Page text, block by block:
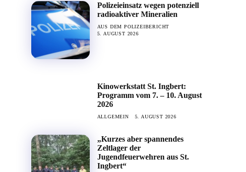
Polizeieinsatz wegen potenziell
radioaktiver Mineralien
AUS DEM POLIZEIBERICHT
5. AUGUST 2026
Kinowerkstatt St. Ingbert:
Programm vom 7. – 10. August
2026
ALLGEMEIN 5. AUGUST 2026
„Kurzes aber spannendes
Zeltlager der
Jugendfeuerwehren aus St.
Ingbert“